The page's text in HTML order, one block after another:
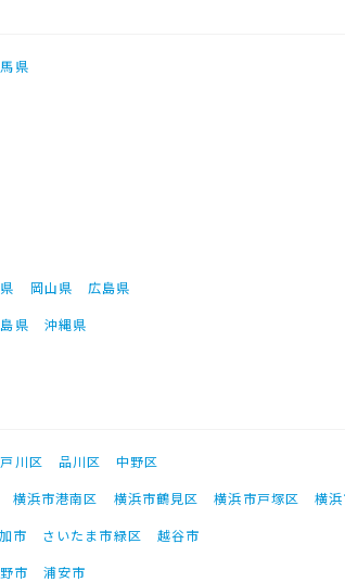
県
岡山県
広島県
県 沖縄県
川区 品川区
中野区
横浜市港南区 横浜市鶴見区 横浜市戸塚区
横
市 さいたま市緑区
越谷市
市 浦安市